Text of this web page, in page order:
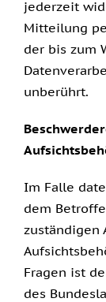
jederzeit
Mitteilung
der bis zum
unberührt.
Im Falle
dem
zuständigen
Fragen ist
des